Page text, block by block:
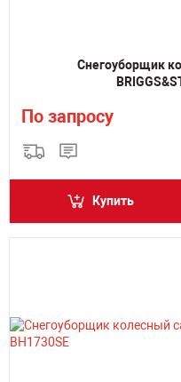
Снегоуборщик
По запросу
Купить